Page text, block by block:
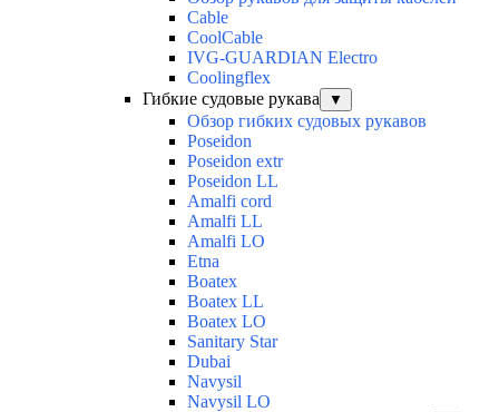
Cable
CoolCable
IVG-GUARDIAN Electro
Coolingflex
Гибкие судовые рукава
▼
Обзор гибких судовых рукавов
Poseidon
Poseidon extr
Poseidon LL
Amalfi cord
Amalfi LL
Amalfi LO
Etna
Boatex
Boatex LL
Boatex LO
Sanitary Star
Dubai
Navysil
Navysil LO